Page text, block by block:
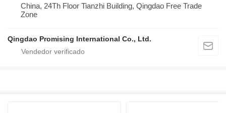
China, 24Th Floor Tianzhi Building, Qingdao Free Trade
Zone
Qingdao Promising International Co., Ltd.